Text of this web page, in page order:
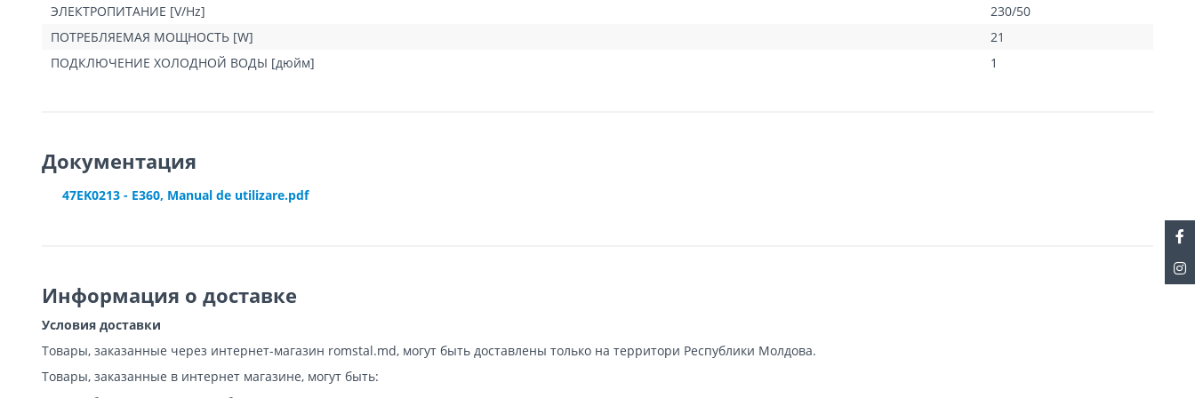
корпус изготовлен из нержавеющей стали марки AISI 304;
камера выполнена из высокочистого кварца, и обладает повышенной устойчивостью к образованию отложений и разрушению;
длительный срок эффективной работы — до 9 000 часов.
Для кого подойдёт?
ЭЛЕКТРОПИТАНИЕ [V/Hz]
230/50
ПОТРЕБЛЯЕМАЯ МОЩНОСТЬ [W]
21
ПОДКЛЮЧЕНИЕ ХОЛОДНОЙ ВОДЫ [дюйм]
1
Документация
47EK0213 - E360, Manual de utilizare.pdf
Информация о доставке
Условия доставки
Товары, заказанные через интернет-магазин romstal.md, могут быть доставлены только на территори Республики Молдова.
Товары, заказанные в интернет магазине, могут быть: